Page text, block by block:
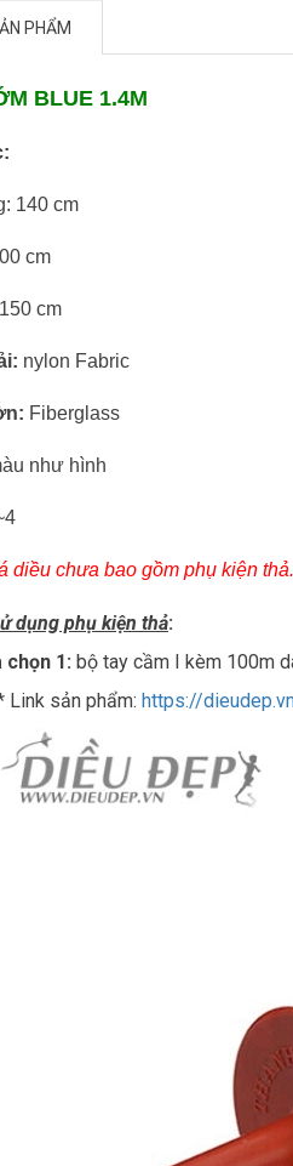
PHẨM
BLUE 1.4M
140 cm
cm
cm
nylon Fabric
Fiberglass
như hình
diều chưa bao gồm phụ kiện thả.
dụng phụ kiện thả:
chọn 1: bộ tay cầm I kèm 100m
Link sản phẩm: https://